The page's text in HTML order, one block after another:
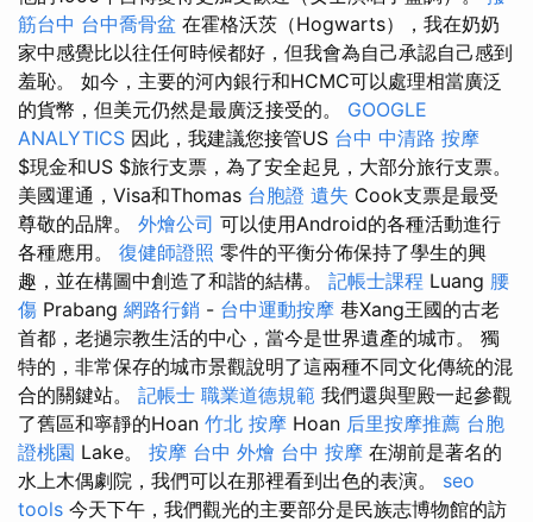
筋台中 台中喬骨盆 在霍格沃茨（Hogwarts），我在奶奶
家中感覺比以往任何時候都好，但我會為自己承認自己感到
羞恥。 如今，主要的河內銀行和HCMC可以處理相當廣泛
的貨幣，但美元仍然是最廣泛接受的。 GOOGLE
ANALYTICS 因此，我建議您接管US 台中 中清路 按摩
$現金和US $旅行支票，為了安全起見，大部分旅行支票。
美國運通，Visa和Thomas 台胞證 遺失 Cook支票是最受
尊敬的品牌。 外燴公司 可以使用Android的各種活動進行
各種應用。 復健師證照 零件的平衡分佈保持了學生的興
趣，並在構圖中創造了和諧的結構。 記帳士課程 Luang 腰
傷 Prabang 網路行銷 - 台中運動按摩 巷Xang王國的古老
首都，老撾宗教生活的中心，當今是世界遺產的城市。 獨
特的，非常保存的城市景觀說明了這兩種不同文化傳統的混
合的關鍵站。 記帳士 職業道德規範 我們還與聖殿一起參觀
了舊區和寧靜的Hoan 竹北 按摩 Hoan 后里按摩推薦 台胞
證桃園 Lake。 按摩 台中 外燴 台中 按摩 在湖前是著名的
水上木偶劇院，我們可以在那裡看到出色的表演。 seo
tools 今天下午，我們觀光的主要部分是民族志博物館的訪